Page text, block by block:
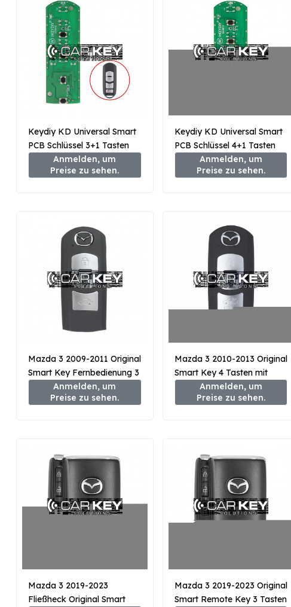
Keydiy KD Universal Smart
PCB Schlüssel 3+1 Tasten
Mazda Typ ZB44-4
Anmelden, um
Preise zu sehen.
Keydiy KD Universal Smart
PCB Schlüssel 4+1 Tasten
Mazda Typ ZB44-5
Anmelden, um
Preise zu sehen.
Mazda 3 2009-2011 Original
Smart Key Fernbedienung 3
Tasten 433MHz BDY1-67-
Anmelden, um
Preise zu sehen.
Mazda 3 2010-2013 Original
Smart Key 4 Tasten mit
Kofferraum 315 MHz BBY2-
67-5RY
Anmelden, um
Preise zu sehen.
Mazda 3 2019-2023
Fließheck Original Smart
Mazda 3 2019-2023 Original
Smart Remote Key 3 Tasten